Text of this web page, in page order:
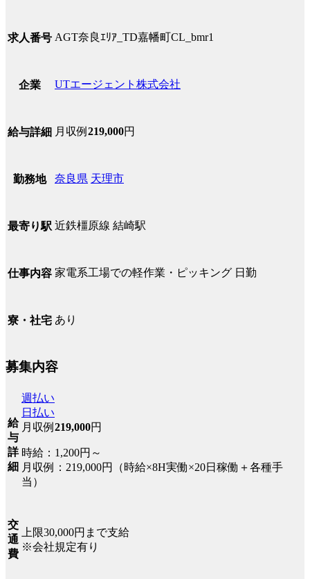
求人番号 AGT奈良ｴﾘｱ_TD嘉幡町CL_bmr1
企業 UTエージェント株式会社
給与詳細 月収例 219,000円
勤務地 奈良県 天理市
最寄り駅 近鉄橿原線 結崎駅
仕事内容 家電系工場での軽作業・ピッキング 日勤
寮・社宅 あり
募集内容
給
与
詳
細
週払い
日払い
月収例 219,000円
時給：1,200円～
月収例：219,000円（時給×8H実働×20日稼働＋各種手
当）
交
通
費
上限30,000円まで支給
※会社規定有り